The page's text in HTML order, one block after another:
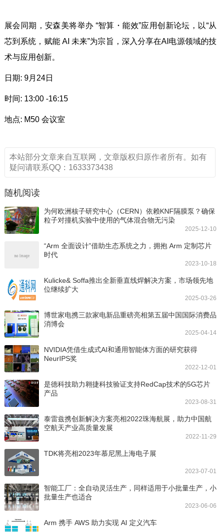
展会同期，安森美将举办 “智算・能效”应用创新论坛，以“从
芯到系统，赋能 AI 未来”为宗旨，深入分享在AI电源领域的技
术与应用创新。
日期: 9月24日
时间: 13:00 -16:15
地点: M50 会议室
本站部分文章来自互联网，文章版权归原作者所有。如有
疑问请联系QQ：1633373438
随机阅读
为何欧洲核子研究中心（CERN）依赖KNF隔膜泵？确保
粒子对撞机实验中使用的气体混合物无污染
2025-12-10
“Arm 全面设计”借助生态系统之力，拥抱 Arm 定制芯片
时代
2023-10-18
Kulicke& Soffa推出全新垂直线焊解决方案，市场领先地
位继续扩大
2025-03-26
博世家电携三款家电新品重磅亮相第五届中国国际消费品
消博会
2025-04-14
NVIDIA凭借生成式AI和通用智能体方面的研究获得
NeurIPS奖
2022-12-01
是德科技助力翱捷科技验证支持RedCap技术的5G芯片
产品
2023-08-31
泰雷兹携创新解决方案亮相2022珠海航展，助力中国航
空航天产业高质量发展
2022-11-29
TDK将亮相2023年慕尼黑上海电子展
2023-07-01
智能工厂：全自动灵活生产，同样适用于小批量生产，小
批量生产也适合
2023-06-06
Arm 携手 AWS 助力实现 AI 定义汽车